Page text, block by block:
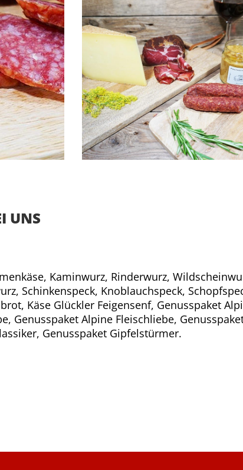
UNS
Kaminwurz, Rinderwurz,
Schinkenspeck, Knoblauchspeck,
Käse Glückler Feigensenf, Genusspaket
Genusspaket Alpine Fleischliebe,
Genusspaket Gipfelstürmer.